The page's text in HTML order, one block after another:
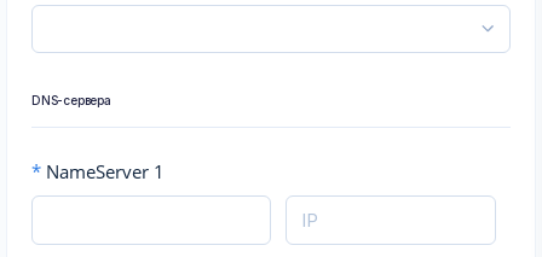
DNS-сервера
* NameServer 1